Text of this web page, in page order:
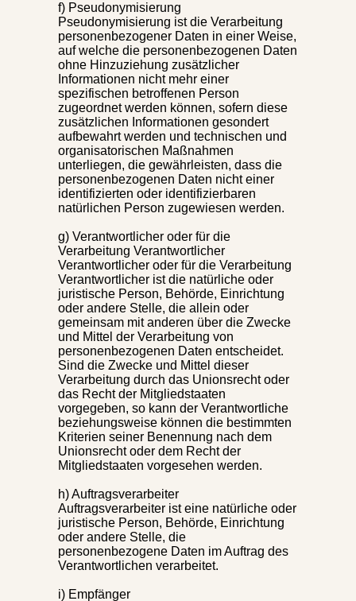
f) Pseudonymisierung
Pseudonymisierung ist die Verarbeitung
personenbezogener Daten in einer Weise,
auf welche die personenbezogenen Daten
ohne Hinzuziehung zusätzlicher
Informationen nicht mehr einer
spezifischen betroffenen Person
zugeordnet werden können, sofern diese
zusätzlichen Informationen gesondert
aufbewahrt werden und technischen und
organisatorischen Maßnahmen
unterliegen, die gewährleisten, dass die
personenbezogenen Daten nicht einer
identifizierten oder identifizierbaren
natürlichen Person zugewiesen werden.
g) Verantwortlicher oder für die
Verarbeitung Verantwortlicher
Verantwortlicher oder für die Verarbeitung
Verantwortlicher ist die natürliche oder
juristische Person, Behörde, Einrichtung
oder andere Stelle, die allein oder
gemeinsam mit anderen über die Zwecke
und Mittel der Verarbeitung von
personenbezogenen Daten entscheidet.
Sind die Zwecke und Mittel dieser
Verarbeitung durch das Unionsrecht oder
das Recht der Mitgliedstaaten
vorgegeben, so kann der Verantwortliche
beziehungsweise können die bestimmten
Kriterien seiner Benennung nach dem
Unionsrecht oder dem Recht der
Mitgliedstaaten vorgesehen werden.
h) Auftragsverarbeiter
Auftragsverarbeiter ist eine natürliche oder
juristische Person, Behörde, Einrichtung
oder andere Stelle, die
personenbezogene Daten im Auftrag des
Verantwortlichen verarbeitet.
i) Empfänger